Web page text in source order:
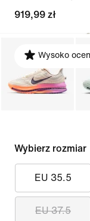
919,99 zł
Wysoko
Wybierz rozmiar
EU 35.5
EU 37.5